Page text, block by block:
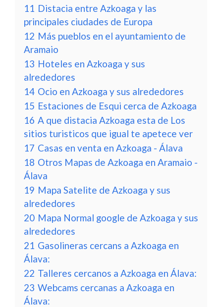
11 Distacia entre Azkoaga y las
principales ciudades de Europa
12 Más pueblos en el ayuntamiento de
Aramaio
13 Hoteles en Azkoaga y sus
alrededores
14 Ocio en Azkoaga y sus alrededores
15 Estaciones de Esqui cerca de Azkoaga
16 A que distacia Azkoaga esta de Los
sitios turisticos que igual te apetece ver
17 Casas en venta en Azkoaga - Álava
18 Otros Mapas de Azkoaga en Aramaio -
Álava
19 Mapa Satelite de Azkoaga y sus
alrededores
20 Mapa Normal google de Azkoaga y sus
alrededores
21 Gasolineras cercans a Azkoaga en
Álava:
22 Talleres cercanos a Azkoaga en Álava:
23 Webcams cercanas a Azkoaga en
Álava: